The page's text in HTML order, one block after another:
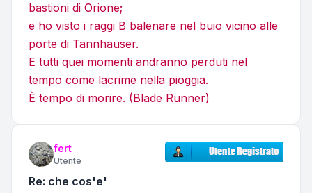
bastioni di Orione;
e ho visto i raggi B balenare nel buio vicino alle
porte di Tannhauser.
E tutti quei momenti andranno perduti nel
tempo come lacrime nella pioggia.
È tempo di morire. (Blade Runner)
fert
Utente
Re: che cos'e'